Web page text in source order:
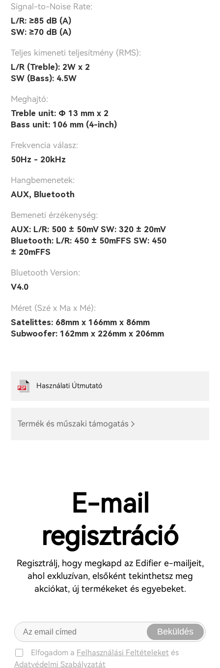
Signal-to-Noise Rate:
L/R: ≥85 dB (A)
SW: ≥70 dB (A)
Teljes kimeneti teljesítmény (RMS):
L/R (Treble): 2W x 2
SW (Bass): 4.5W
Meghajtó:
Treble unit: Φ 13 mm x 2
Bass unit: 106 mm (4-inch)
Frekvencia válasz:
50Hz - 20kHz
Hangbemenetek:
AUX, Bluetooth
Bemeneti érzékenység:
AUX: L/R: 500 ± 50mV SW: 320 ± 20mV
Bluetooth: L/R: 450 ± 50mFFS SW: 450
± 20mFFS
Bluetooth Version:
V4.0
Méret (Szé x Ma x Mé):
Satelittes: 68mm x 166mm x 86mm
Subwoofer: 162mm x 226mm x 206mm
Termék és műszaki támogatás
Használati Útmutató
E-mail
regisztráció
Regisztrálj, hogy megkapd az Edifier e-mailjeit,
ahol exkluzívan, elsőként tekinthetsz meg
akciókat, új termékeket és egyebeket.
Beküldés
Elfogadom a Felhasználási Feltételeket és
Adatvédelmi Szabályzatát